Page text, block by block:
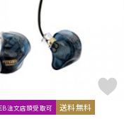
Roswell Pro Audio
SUPPLY
SCHOEPS
SONY
State Logic)
STAX
注文店頭受取可 送料無料